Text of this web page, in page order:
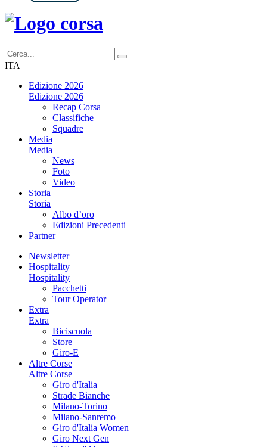
ITA
Edizione 2026
Edizione 2026
Recap Corsa
Classifiche
Squadre
Media
Media
News
Foto
Video
Storia
Storia
Albo d’oro
Edizioni Precedenti
Partner
Newsletter
Hospitality
Hospitality
Pacchetti
Tour Operator
Extra
Extra
Biciscuola
Store
Giro-E
Altre Corse
Altre Corse
Giro d'Italia
Strade Bianche
Milano-Torino
Milano-Sanremo
Giro d'Italia Women
Giro Next Gen